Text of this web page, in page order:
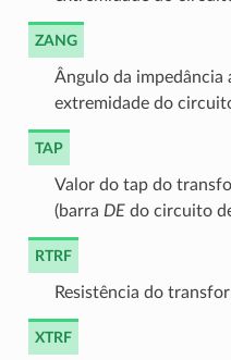
ZANG
Ângulo da impedância
extremidade do
TAP
Valor do tap do
(barra DEdo circuito
RTRF
Resistência do
XTRF